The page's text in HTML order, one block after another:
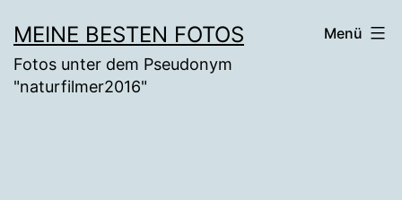
Inhalt
springen
MEINE BESTEN FOTOS
Fotos unter dem Pseudonym
"naturfilmer2016"
Menü